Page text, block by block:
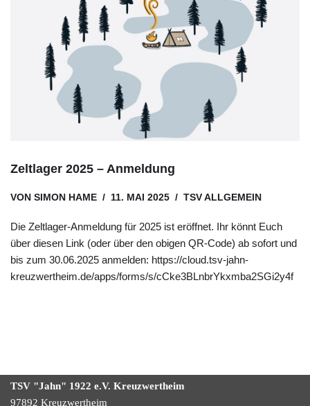
Zeltlager 2025 – Anmeldung
VON SIMON HAME 11. MAI 2025 TSV ALLGEMEIN
Die Zeltlager-Anmeldung für 2025 ist eröffnet. Ihr könnt Euch
über diesen Link (oder über den obigen QR-Code) ab sofort und
bis zum 30.06.2025 anmelden: https://cloud.tsv-jahn-
kreuzwertheim.de/apps/forms/s/cCke3BLnbrYkxmba2SGi2y4f
TSV "Jahn" 1922 e.V. Kreuzwertheim
97892 Kreuzwertheim